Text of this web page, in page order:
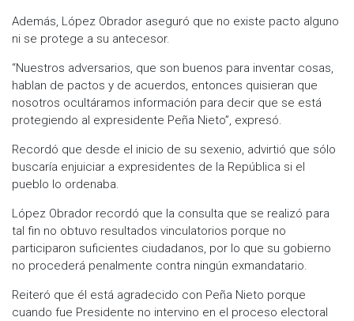
Además, López Obrador aseguró que no existe pacto alguno
ni se protege a su antecesor.
“Nuestros adversarios, que son buenos para inventar cosas,
hablan de pactos y de acuerdos, entonces quisieran que
nosotros ocultáramos información para decir que se está
protegiendo al expresidente Peña Nieto”, expresó.
Recordó que desde el inicio de su sexenio, advirtió que sólo
buscaría enjuiciar a expresidentes de la República si el
pueblo lo ordenaba.
López Obrador recordó que la consulta que se realizó para
tal fin no obtuvo resultados vinculatorios porque no
participaron suficientes ciudadanos, por lo que su gobierno
no procederá penalmente contra ningún exmandatario.
Reiteró que él está agradecido con Peña Nieto porque
cuando fue Presidente no intervino en el proceso electoral